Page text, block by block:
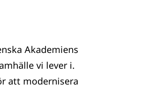
Akademiens
vi lever i.
att modernisera